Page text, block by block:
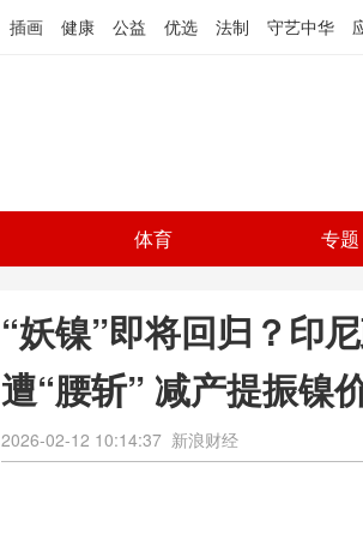
插画 健康 公益 优选 法制 守艺中华
体育 专题
“妖镍”即将回归？印
遭“腰斩” 减产提振镍
2026-02-12 10:14:37 新浪财经